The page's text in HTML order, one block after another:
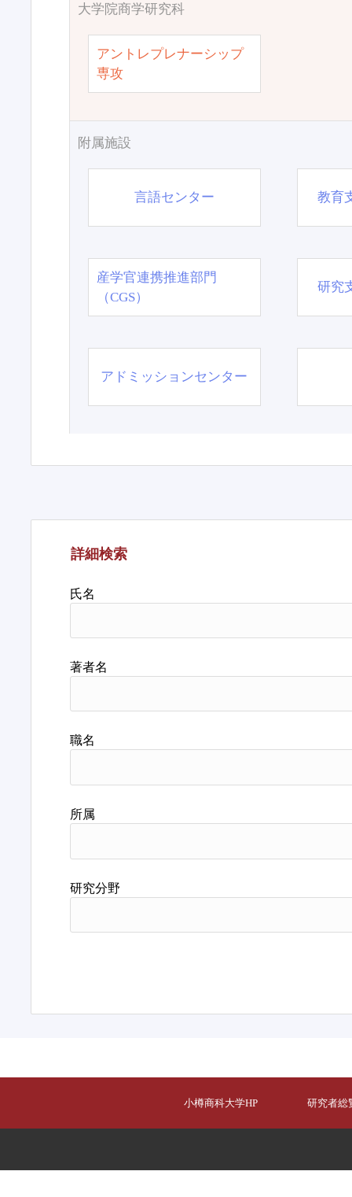
大学院商学研究科
アントレプレナーシップ
専攻
附属施設
言語センター 教育
産学官連携推進部門
（CGS）
研究
アドミッションセンター
詳細検索
氏名
著者名
職名
所属
研究分野
小樽商科大学HP 研究者総